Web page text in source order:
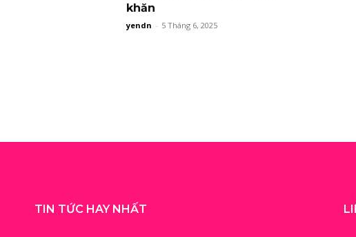
khăn
yendn - 5 Tháng 6, 2025
TIN TỨC HAY NHẤT